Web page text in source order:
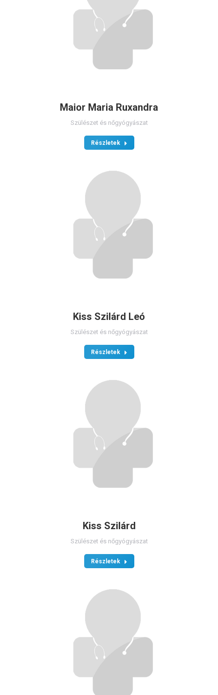
Maior Maria Ruxandra
Szülészet és nőgyógyászat
Részletek
Kiss Szilárd Leó
Szülészet és nőgyógyászat
Részletek
Kiss Szilárd
Szülészet és nőgyógyászat
Részletek